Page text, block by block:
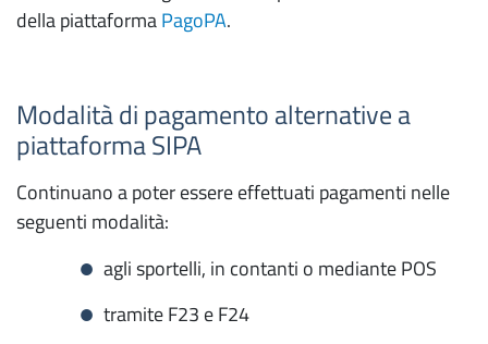
della piattaformaPagoPA.
Modalità di pagamento alternative a
piattaforma SIPA
Continuano a poter essere effettuati pagamenti nelle
seguenti modalità:
agli sportelli, in contanti o mediante POS
tramite F23 e F24